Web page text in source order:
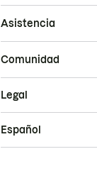
Asistencia
Comunidad
Legal
Español